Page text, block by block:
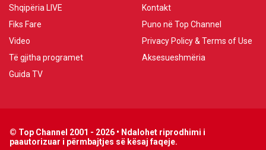
Shqipëria LIVE
Fiks Fare
Video
Të gjitha programet
Guida TV
Kontakt
Puno në Top Channel
Privacy Policy & Terms of Use
Aksesueshmëria
© Top Channel 2001 - 2026 • Ndalohet riprodhimi i
paautorizuar i përmbajtjes së kësaj faqeje.